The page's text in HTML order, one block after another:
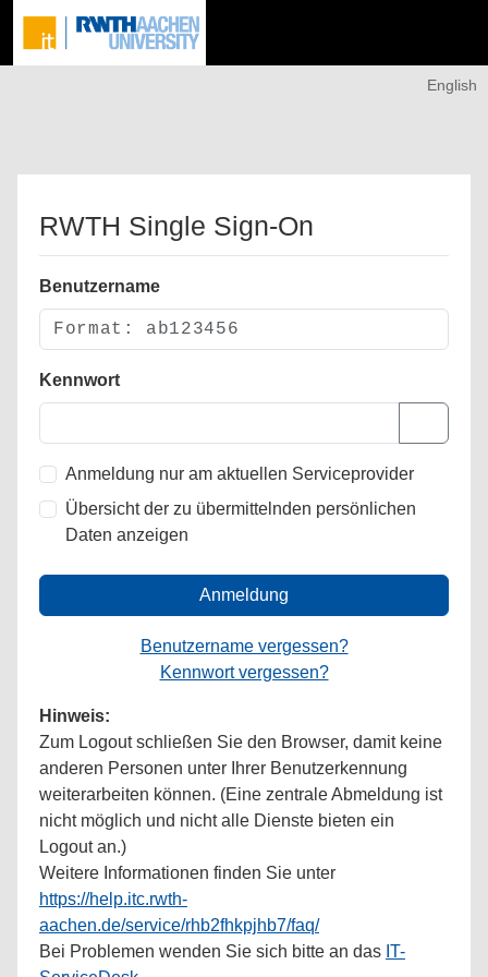
English
RWTH Single Sign-On
Benutzername
Kennwort
Anmeldung nur am aktuellen Serviceprovider
Übersicht der zu übermittelnden persönlichen
Daten anzeigen
Anmeldung
Benutzername vergessen?
Kennwort vergessen?
Hinweis:
Zum Logout schließen Sie den Browser, damit keine
anderen Personen unter Ihrer Benutzerkennung
weiterarbeiten können. (Eine zentrale Abmeldung ist
nicht möglich und nicht alle Dienste bieten ein
Logout an.)
Weitere Informationen finden Sie unter
https://help.itc.rwth-
aachen.de/service/rhb2fhkpjhb7/faq/
Bei Problemen wenden Sie sich bitte an das IT-